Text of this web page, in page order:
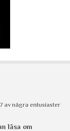
av några entusiaster
läsa om